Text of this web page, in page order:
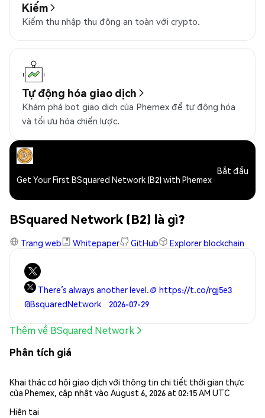
Kiếm
Kiếm thu nhập thụ động an toàn với crypto.
Tự động hóa giao dịch
Khám phá bot giao dịch của Phemex để tự động hóa
và tối ưu hóa chiến lược.
Get Your First BSquared Network (B2) with Phemex
Bắt đầu
BSquared Network (B2) là gì?
Trang web Whitepaper GitHub Explorer blockchain
There’s always another level.🪙 https://t.co/rgj5e3
@BsquaredNetwork · 2026-07-29
Thêm về BSquared Network
Phân tích giá
Khai thác cơ hội giao dịch với thông tin chi tiết thời gian thực
của Phemex, cập nhật vào August 6, 2026 at 02:15 AM UTC
Hiện tại